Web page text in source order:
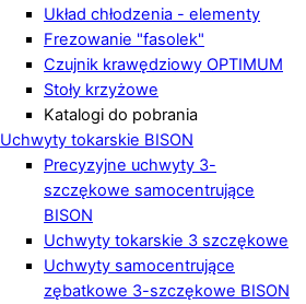
Układ chłodzenia - elementy
Frezowanie "fasolek"
Czujnik krawędziowy OPTIMUM
Stoły krzyżowe
Katalogi do pobrania
Uchwyty tokarskie BISON
Precyzyjne uchwyty 3-
szczękowe samocentrujące
BISON
Uchwyty tokarskie 3 szczękowe
Uchwyty samocentrujące
zębatkowe 3-szczękowe BISON